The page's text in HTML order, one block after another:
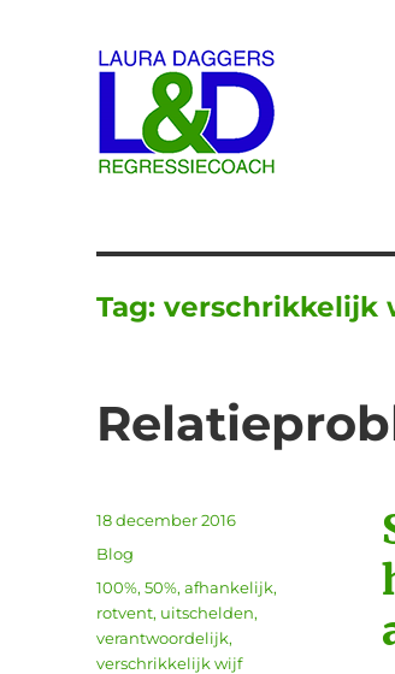
Tag:verschrikkelijk
Geplaatst
op
18 december 2016
Categorieën
Blog
Tags
100%,50%,afhankelijk,
rotvent, uitschelden,
verantwoordelijk,
verschrikkelijk wijf